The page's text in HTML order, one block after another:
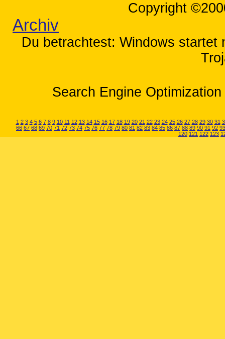
Copyright
Archiv
Du betrachtest: Windows startet
Search Engine
1 2 3 4 5 6 7 8 9 10 11 12 13 14 15 16 17 18 19 20 21 22 23 24 25 26 27 28 29 30 31
66 67 68 69 70 71 72 73 74 75 76 77 78 79 80 81 82 83 84 85 86 87 88 89 90 91 92 93
120 121 122 123